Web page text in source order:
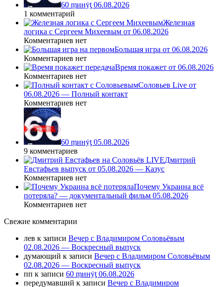
60 ṃинẏƫ 06.08.2026
1 комментарий
Железная
логика с Сергеем Михеевым от 06.08.2026
Комментариев нет
Большая игра от 06.08.2026
Комментариев нет
Время покажет от 06.08.2026
Комментариев нет
Соловьев Live от
06.08.2026 — Полный контакт
Комментариев нет
60 ṃинẏƫ 05.08.2026
9 комментариев
Дмитрий
Евстафьев выпуск от 05.08.2026 — Казус
Комментариев нет
Почему Украина всё
потеряла? — документальный фильм 05.08.2026
Комментариев нет
Свежие комментарии
лев к записи Вечер с Владимиром Соловьёвым
02.08.2026 — Воскресный выпуск
думающий к записи Вечер с Владимиром Соловьёвым
02.08.2026 — Воскресный выпуск
пп к записи 60 ṃинẏƫ 06.08.2026
передумавший к записи Вечер с Владимиром